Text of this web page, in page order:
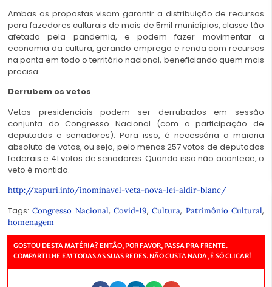
Ambas as propostas visam garantir a distribuição de recursos
para fazedores culturais de mais de 5mil municípios, classe tão
afetada pela pandemia, e podem fazer movimentar a
economia da cultura, gerando emprego e renda com recursos
na ponta em todo o território nacional, beneficiando quem mais
precisa.
Derrubem os vetos
Vetos presidenciais podem ser derrubados em sessão
conjunta do Congresso Nacional (com a participação de
deputados e senadores). Para isso, é necessária a maioria
absoluta de votos, ou seja, pelo menos 257 votos de deputados
federais e 41 votos de senadores. Quando isso não acontece, o
veto é mantido.
http://xapuri.info/inominavel-veta-nova-lei-aldir-blanc/
Tags:Congresso Nacional,Covid-19,Cultura, Patrimônio Cultural,
homenagem
GOSTOU DESTA MATÉRIA? ENTÃO, POR FAVOR, PASSA PRA FRENTE.
COMPARTILHE EM TODAS AS SUAS REDES. NÃO CUSTA NADA, É SÓ CLICAR!